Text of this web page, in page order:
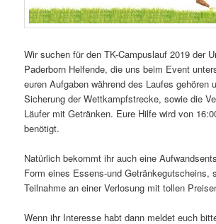
Wir suchen für den TK-Campuslauf 2019 der
Paderborn Helfende, die uns beim Event
euren Aufgaben während des Laufes gehören
Sicherung der Wettkampfstrecke, sowie die
Läufer mit Getränken. Eure Hilfe wird von
benötigt.
Natürlich bekommt ihr auch eine
Form eines Essens-und Getränkegutscheins,
Teilnahme an einer Verlosung mit tollen
Wenn ihr Interesse habt dann meldet euch